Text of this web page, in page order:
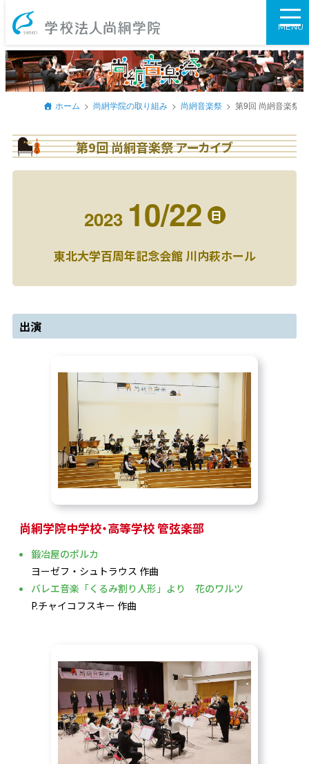
学校法人尚絅学
MENU
ホーム 尚絅学院の取り組み 尚絅音楽祭 第9回 尚絅音楽祭
第9回 尚絅音楽祭 アーカイブ
2023 10/22 日
東北大学百周年記念会館 川内萩ホール
出演
尚絅学院中学校・高等学校 管弦楽部
鍛冶屋のポルカ
ヨーゼフ・シュトラウス 作曲
バレエ音楽「くるみ割り人形」より 花のワルツ
P.チャイコフスキー 作曲